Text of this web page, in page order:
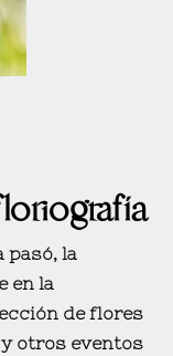
pasó, la
en la
de flores
otros eventos